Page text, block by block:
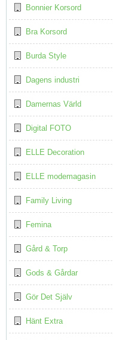
Bonnier Korsord
Bra Korsord
Burda Style
Dagens industri
Damernas Värld
Digital FOTO
ELLE Decoration
ELLE modemagasin
Family Living
Femina
Gård & Torp
Gods & Gårdar
Gör Det Själv
Hänt Extra